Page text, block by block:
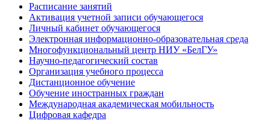
Расписание занятий
Активация учетной записи обучающегося
Личный кабинет обучающегося
Электронная информационно-образовательная среда
Многофункциональный центр НИУ «БелГУ»
Научно-педагогический состав
Организация учебного процесса
Дистанционное обучение
Обучение иностранных граждан
Международная академическая мобильность
Цифровая кафедра